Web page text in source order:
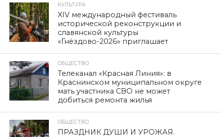
КУЛЬТУРА
XIV международный фестиваль
исторической реконструкции и
славянской культуры
«Гнёздово-2026» приглашает
ОБЩЕСТВО
Телеканал «Красная Линия»: в
Краснинском муниципальном округе
мать участника СВО не может
добиться ремонта жилья
ОБЩЕСТВО
ПРАЗДНИК ДУШИ И УРОЖАЯ.